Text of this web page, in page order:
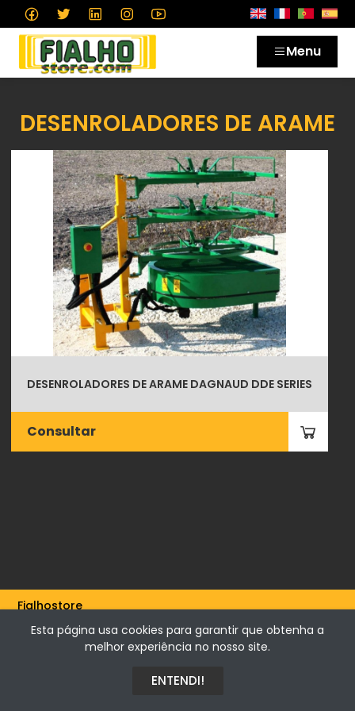
Menu
DESENROLADORES DE ARAME
DESENROLADORES DE ARAME DAGNAUD DDE SERIES
Consultar
Fialhostore
Fialho & Irmão,Lda. | Horta de Barreiros 7005-208 Évora -
Portugal | NIF 500115206
Esta página usa cookies para garantir que obtenha a
melhor experiência no nosso site.
ENTENDI!